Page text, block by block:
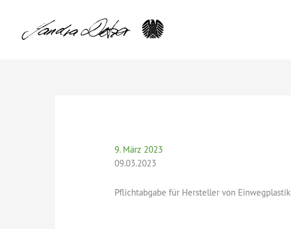
springen
9. März 2023
09.03.2023
Pflichtabgabe für Hersteller von Einwegplastik